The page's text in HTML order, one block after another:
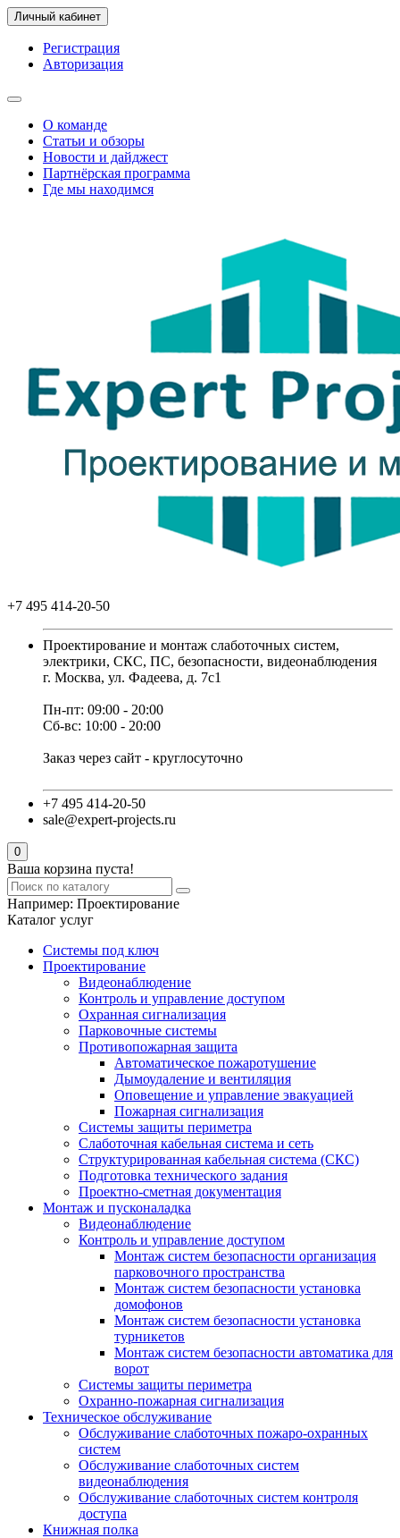
Личный кабинет
Регистрация
Авторизация
О команде
Статьи и обзоры
Новости и дайджест
Партнёрская программа
Где мы находимся
+7 495 414-20-50
Проектирование и монтаж слаботочных систем,
электрики, СКС, ПС, безопасности, видеонаблюдения
г. Москва, ул. Фадеева, д. 7с1
Пн-пт: 09:00 - 20:00
Сб-вс: 10:00 - 20:00
Заказ через сайт - круглосуточно
+7 495 414-20-50
sale@expert-projects.ru
0
Ваша корзина пуста!
Например: Проектирование
Каталог услуг
Системы под ключ
Проектирование
Видеонаблюдение
Контроль и управление доступом
Охранная сигнализация
Парковочные системы
Противопожарная защита
Автоматическое пожаротушение
Дымоудаление и вентиляция
Оповещение и управление эвакуацией
Пожарная сигнализация
Системы защиты периметра
Слаботочная кабельная система и сеть
Структурированная кабельная система (СКС)
Подготовка технического задания
Проектно-сметная документация
Монтаж и пусконаладка
Видеонаблюдение
Контроль и управление доступом
Монтаж систем безопасности организация
парковочного пространства
Монтаж систем безопасности установка
домофонов
Монтаж систем безопасности установка
турникетов
Монтаж систем безопасности автоматика для
ворот
Системы защиты периметра
Охранно-пожарная сигнализация
Техническое обслуживание
Обслуживание слаботочных пожаро-охранных
систем
Обслуживание слаботочных систем
видеонаблюдения
Обслуживание слаботочных систем контроля
доступа
Книжная полка